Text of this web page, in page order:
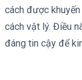
cách được
cách vật lý. Điều
đáng tin cậy để